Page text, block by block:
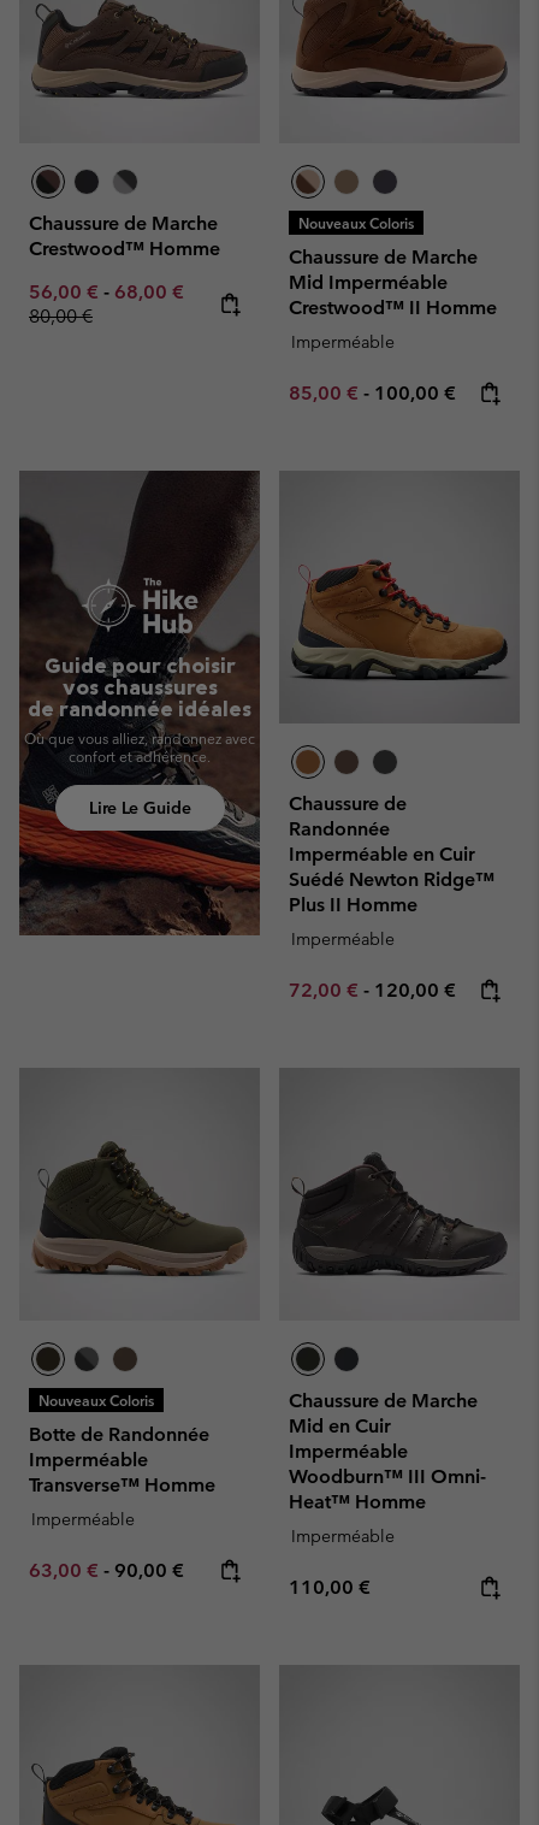
Chaussure de Marche
Crestwood™ Homme
Minimum sale price:
56,00 € - Maximum sale price:
68,00 € Regular price:
80,00 €
Nouveaux Coloris
Chaussure de Marche
Mid Imperméable
Crestwood™ II Homme
Imperméable
Minimum sale price:
85,00 € - Maximum price:
100,00 €
Guide pour choisir
vos chaussures
de randonnée idéales
Où que vous alliez, randonnez avec
confort et adhérence.
Lire Le Guide
Chaussure de
Randonnée
Imperméable en Cuir
Suédé Newton Ridge™
Plus II Homme
Imperméable
Minimum sale price:
72,00 € - Maximum price:
120,00 €
Nouveaux Coloris
Botte de Randonnée
Imperméable
Transverse™ Homme
Imperméable
Minimum sale price:
63,00 € - Maximum price:
90,00 €
Chaussure de Marche
Mid en Cuir
Imperméable
Woodburn™ III Omni-
Heat™ Homme
Imperméable
Regular price:
110,00 €